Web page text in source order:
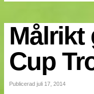
Cuper
Medlemmar
Medlemsbilder
Om oss
NÄTverket
Målrikt
Cup
Publicerad juli 17, 2014